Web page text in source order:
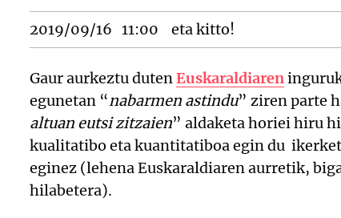
2019/09/16 11:00 eta kitto!
Gaur aurkeztu dutenEuskaraldiaren
egunetan “nabarmen astindu” ziren parte
altuan eutsi zitzaien” aldaketa horiei hiru
kualitatibo eta kuantitatiboa egin du
eginez (lehena Euskaraldiaren aurretik,
hilabetera).